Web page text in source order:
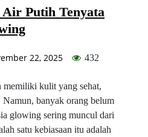
Putih Tenyata
22, 2025 432
memiliki kulit yang sehat,
Namun, banyak orang belum
glowing sering muncul dari
satu kebiasaan itu adalah